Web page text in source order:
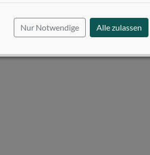
Nur Notwendige Alle zulassen